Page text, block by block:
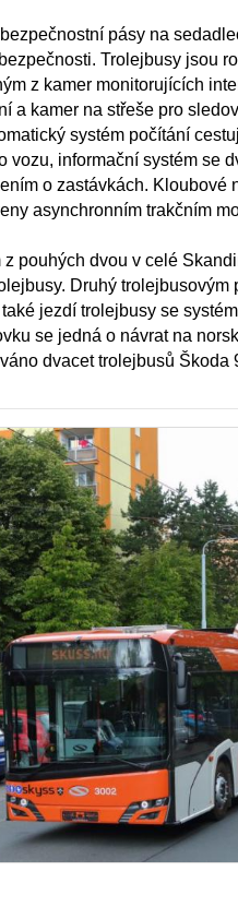
pásy na
Trolejbusy jsou
z kamer monitorujících
a kamer na střeše pro
systém počítání
vozu, informační systém se
o zastávkách.
asynchronním trakčním
z pouhých dvou v celé
Druhý trolejbusovým
jezdí trolejbusy se
se jedná o návrat na
dvacet trolejbusů Škoda